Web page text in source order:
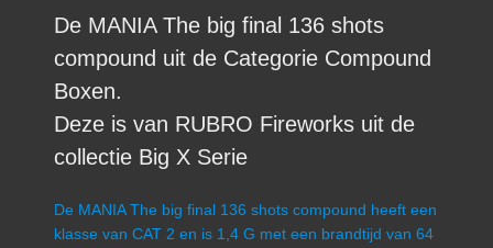
De MANIA The big final 136 shots
compound uit de Categorie Compound
Boxen.
Deze is van RUBRO Fireworks uit de
collectie Big X Serie
De MANIA The big final 136 shots compound heeft een
klasse van CAT 2 en is 1,4 G met een brandtijd van 64